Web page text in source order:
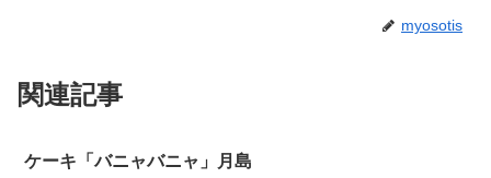
myosotis
関連記事
ケーキ「バニャバニャ」月島